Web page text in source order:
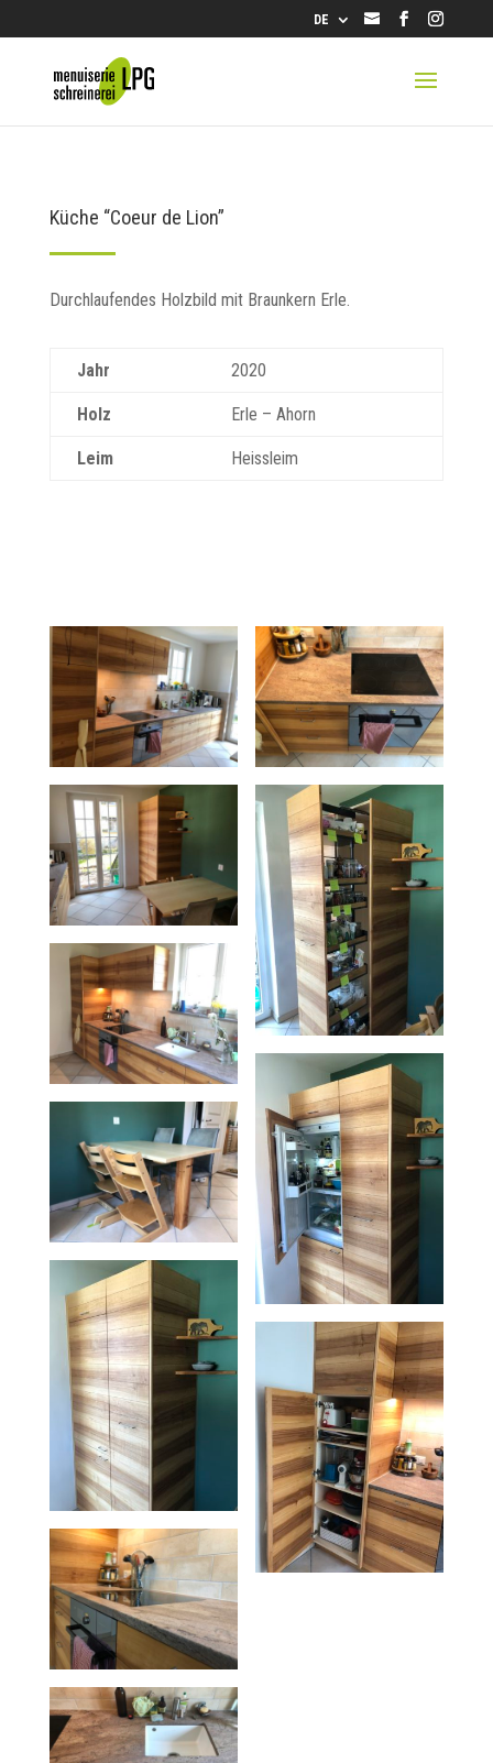
info@lpg.ch
DE
Küche “Coeur de Lion”
Durchlaufendes Holzbild mit Braunkern Erle.
Jahr 2020
Holz Erle – Ahorn
Leim Heissleim